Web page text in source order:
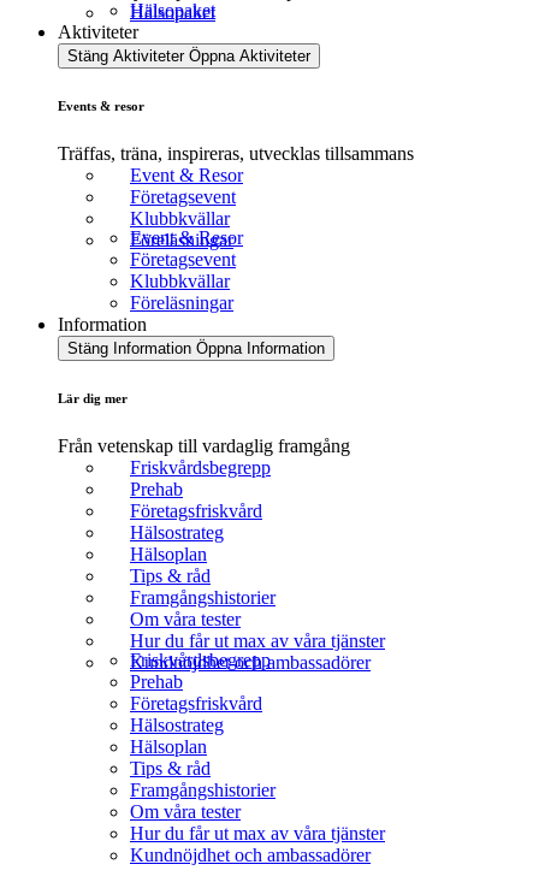
Hälsopaket
Hälsopaket
Aktiviteter
Stäng Aktiviteter Öppna Aktiviteter
Events & resor
Träffas, träna, inspireras, utvecklas tillsammans
Event & Resor
Företagsevent
Klubbkvällar
Föreläsningar
Event & Resor
Företagsevent
Klubbkvällar
Föreläsningar
Information
Stäng Information Öppna Information
Lär dig mer
Från vetenskap till vardaglig framgång
Friskvårdsbegrepp
Prehab
Företagsfriskvård
Hälsostrateg
Hälsoplan
Tips & råd
Framgångshistorier
Om våra tester
Hur du får ut max av våra tjänster
Kundnöjdhet och ambassadörer
Friskvårdsbegrepp
Prehab
Företagsfriskvård
Hälsostrateg
Hälsoplan
Tips & råd
Framgångshistorier
Om våra tester
Hur du får ut max av våra tjänster
Kundnöjdhet och ambassadörer